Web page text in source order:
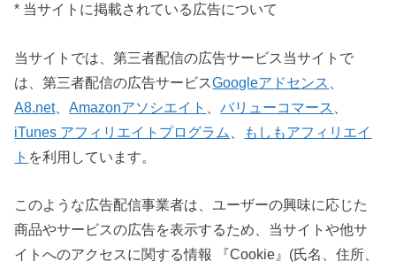
* 当サイトに掲載されている広告について
当サイトでは、第三者配信の広告サービス当サイトで
は、第三者配信の広告サービスGoogleアドセンス
A8.net、 Amazonアソシエイト バリューコマース
iTunes アフィリエイトプログラム
もしもアフィリエイ
ト を利用しています。
このような広告配信事業者は、ユーザーの興味に応じた
商品やサービスの広告を表示するため、当サイトや他サ
イトへのアクセスに関する情報 『Cookie』(氏名、住所、